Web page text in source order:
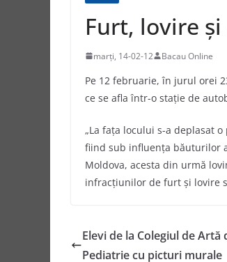
Furt, lovire
marți, 14-02-12 Bacau Online
Pe 12 februarie, în jurul orei
ce se afla într-o stație de
„La fața locului s-a deplasat
fiind sub influența băuturilor
Moldova, acesta din urmă
infracţiunilor de furt şi lovire
Elevi de la Colegiul de
Pediatrie cu picturi murale